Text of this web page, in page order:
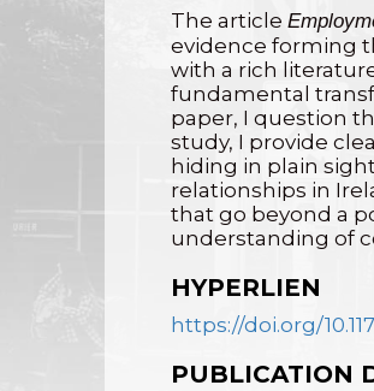
The article
evidence forming
with a rich
fundamental
paper, I question
study, I provide
hiding in plain
relationships in
that go beyond a
understanding of
HYPERLIEN
https://doi.org/
PUBLICATION